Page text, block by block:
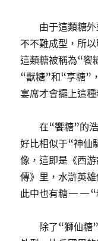
由于這類糖
不不難成型，所
這類糖被稱為“饗
“獸糖”和“享糖”
宴席才會擺上這
在“饗糖”的
好比相似于“神仙
像，這即是《西
傳》里，水滸英
此中也有糖——“
除了“獅仙糖